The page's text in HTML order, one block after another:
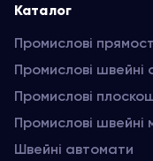
Каталог
Промислові
Промислові швейні
Промислові
Промислові швейні
Швейні автомати